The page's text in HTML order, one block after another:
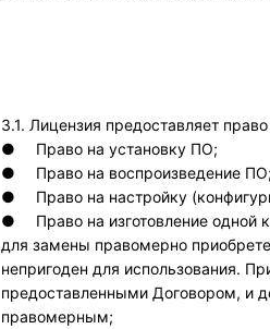
3.1. Лицензия предоставляет
●
Право на установку ПО;
●
Право на воспроизведение ПО;
●
Право на настройку
●
Право на изготовление одной
для замены правомерно
непригоден для использования.
предоставленными Договором, и
правомерным;